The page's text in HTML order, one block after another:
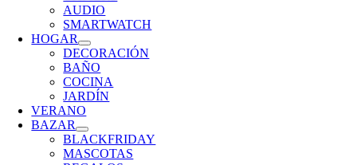
AUDIO
SMARTWATCH
HOGAR
DECORACIÓN
BAÑO
COCINA
JARDÍN
VERANO
BAZAR
BLACKFRIDAY
MASCOTAS